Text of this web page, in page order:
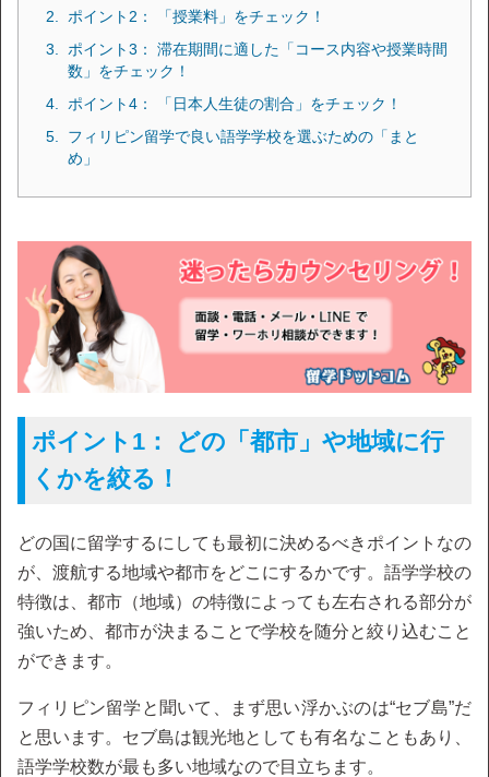
ポイント2： 「授業料」をチェック！
ポイント3： 滞在期間に適した「コース内容や授業時間
数」をチェック！
ポイント4： 「日本人生徒の割合」をチェック！
フィリピン留学で良い語学学校を選ぶための「まと
め」
ポイント1： どの「都市」や地域に行
くかを絞る！
どの国に留学するにしても最初に決めるべきポイントなの
が、渡航する地域や都市をどこにするかです。語学学校の
特徴は、都市（地域）の特徴によっても左右される部分が
強いため、都市が決まることで学校を随分と絞り込むこと
ができます。
フィリピン留学と聞いて、まず思い浮かぶのは“セブ島”だ
と思います。セブ島は観光地としても有名なこともあり、
語学学校数が最も多い地域なので目立ちます。